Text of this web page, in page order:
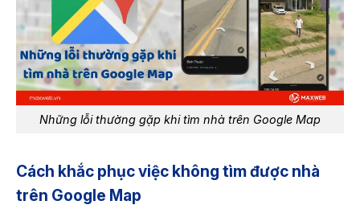
Những lỗi thường gặp khi tìm nhà trên Google Map
Cách khắc phục việc không tìm được nhà
trên Google Map